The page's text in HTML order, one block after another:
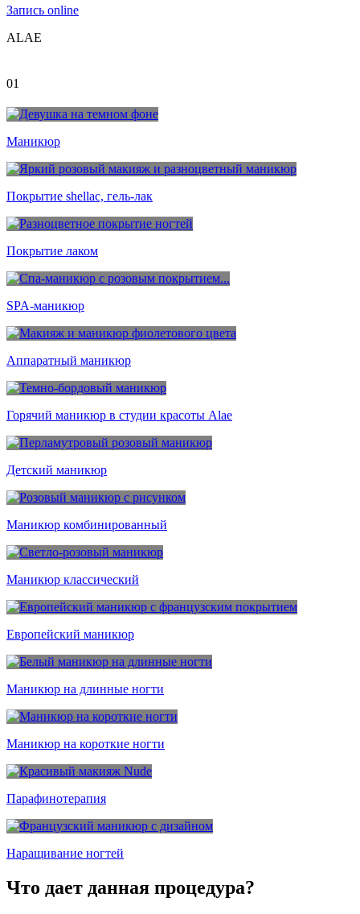
Запись online
ALAE
01
Маникюр
Покрытие shellac, гель-лак
Покрытие лаком
SPA-маникюр
Аппаратный маникюр
Горячий маникюр в студии красоты Alae
Детский маникюр
Маникюр комбинированный
Маникюр классический
Европейский маникюр
Маникюр на длинные ногти
Маникюр на короткие ногти
Парафинотерапия
Наращивание ногтей
Что дает данная процедура?